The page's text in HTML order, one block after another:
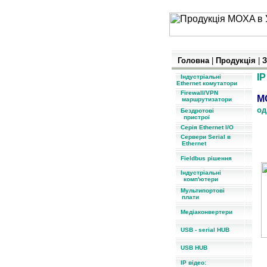
Головна| Продукція
Індустріальні
Ethernet комутатори
Firewall/VPN
маршрутизатори
Бездротові
пристрої
Серія Ethernet I/O
Сервери Serial в
Ethernet
Fieldbus рішення
Індустріальні
комп'ютери
Мультипортові
плати
Медіаконвертери
USB - serial HUB
USB HUB
IP відео: